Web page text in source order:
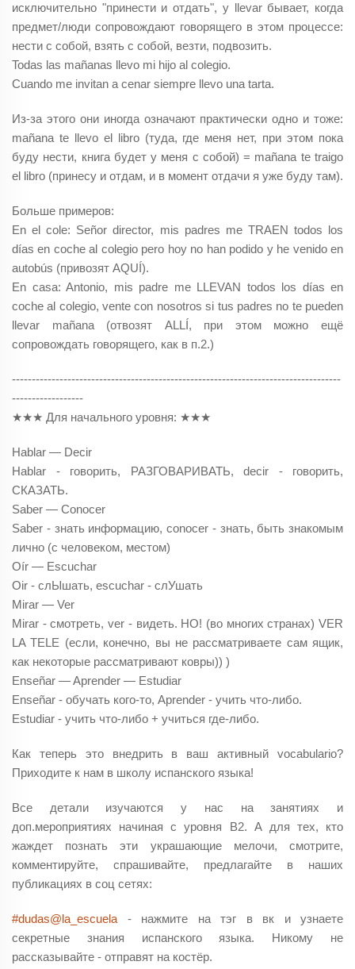
исключительно "принести и отдать", у llevar бывает, когда
предмет/люди сопровождают говорящего в этом процессе:
нести с собой, взять с собой, везти, подвозить.
Todas las mañanas llevo mi hijo al colegio.
Cuando me invitan a cenar siempre llevo una tarta.
Из-за этого они иногда означают практически одно и тоже:
mañana te llevo el libro (туда, где меня нет, при этом пока
буду нести, книга будет у меня с собой) = mañana te traigo
el libro (принесу и отдам, и в момент отдачи я уже буду там).
Больше примеров:
En el cole: Señor director, mis padres me TRAEN todos los
días en coche al colegio pero hoy no han podido y he venido en
autobús (привозят AQUÍ).
En casa: Antonio, mis padre me LLEVAN todos los días en
coche al colegio, vente con nosotros si tus padres no te pueden
llevar mañana (отвозят ALLÍ, при этом можно ещё
сопровождать говорящего, как в п.2.)
-----------------------------------------------------------------------------------
------------------
★★★ Для начального уровня: ★★★
Hablar — Decir
Hablar - говорить, РАЗГОВАРИВАТЬ, decir - говорить,
СКАЗАТЬ.
Saber — Conocer
Saber - знать информацию, conocer - знать, быть знакомым
лично (с человеком, местом)
Oír — Escuchar
Oir - слЫшать, escuchar - слУшать
Mirar — Ver
Mirar - смотреть, ver - видеть. НО! (во многих странах) VER
LA TELE (если, конечно, вы не рассматриваете сам ящик,
как некоторые рассматривают ковры)) )
Enseñar — Aprender — Estudiar
Enseñar - обучать кого-то, Aprender - учить что-либо.
Estudiar - учить что-либо + учиться где-либо.
Как теперь это внедрить в ваш активный vocabulario?
Приходите к нам в школу испанского языка!
Все детали изучаются у нас на занятиях и
доп.мероприятиях начиная с уровня B2. А для тех, кто
жаждет познать эти украшающие мелочи, смотрите,
комментируйте, спрашивайте, предлагайте в наших
публикациях в соц сетях:
#dudas@la_escuela - нажмите на тэг в вк и узнаете
секретные знания испанского языка. Никому не
рассказывайте - отправят на костёр.